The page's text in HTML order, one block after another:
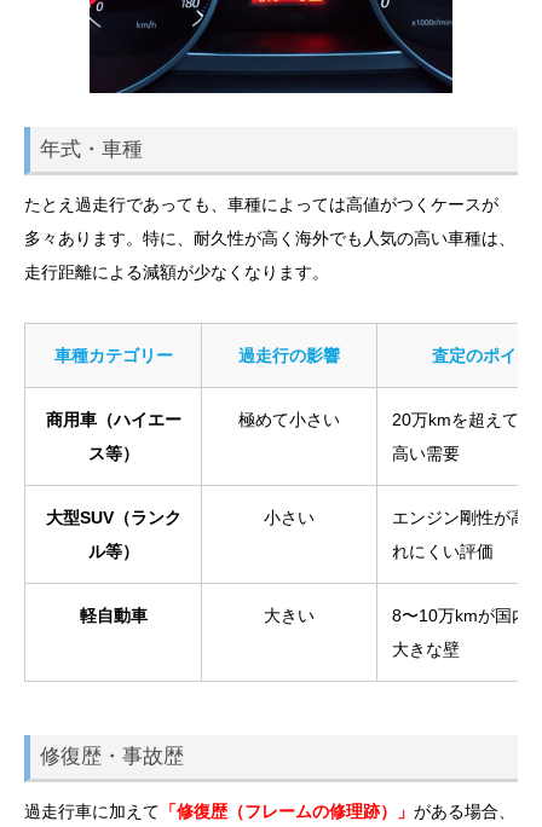
年式・車種
たとえ過走行であっても、車種によっては高値がつくケースが
多々あります。特に、耐久性が高く海外でも人気の高い車種は、
走行距離による減額が少なくなります。
車種カテゴリー 過走行の影響 査定のポイン
商用車（ハイエー
ス等）
極めて小さい
20万kmを超えても
高い需要
大型SUV（ランク
ル等）
小さい
エンジン剛性が高
れにくい評価
軽自動車 大きい
8〜10万kmが国内
大きな壁
修復歴・事故歴
過走行車に加えて 「修復歴（フレームの修理跡）」 がある場合、